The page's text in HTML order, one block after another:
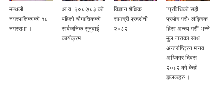
मन्थली
नगरपालिकाको १८
नगरसभा ।
आ.व. २०८२/८३ को
पहिलो चौमासिकको
सार्वजनिक सुनुवाई
कार्यक्रम
विज्ञान शैक्षिक
सामग्री प्रदर्शनी
२०८२
"प्रविधिको सही
प्रयोग गरौः लैङ्गिक
हिंसा अन्त्य गरौं" भन्ने
मुल नाराका साथ
अन्तर्राष्ट्रिय मानव
अधिकार दिवस
२०८२ को केही
झलकहरु ।